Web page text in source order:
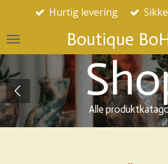
Spring
hovedindhold Boutique
Hurtig levering
Alle